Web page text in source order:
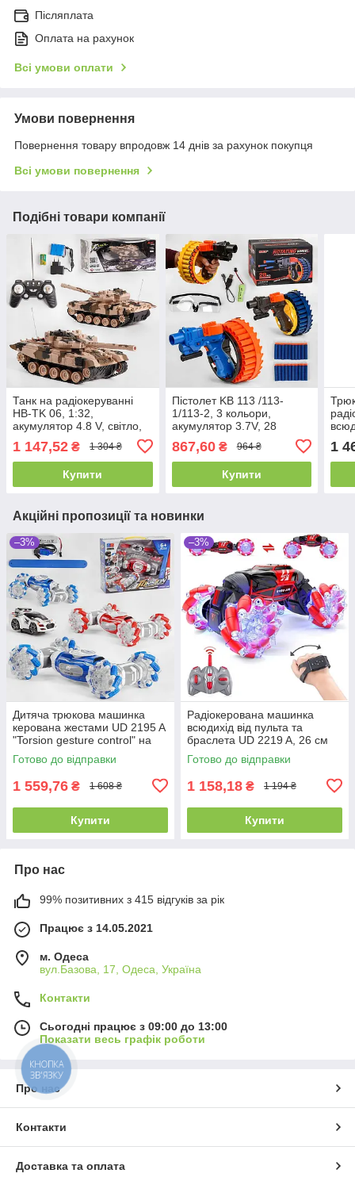
Післяплата
Оплата на рахунок
Всі умови оплати
Умови повернення
Повернення товару впродовж 14 днів за рахунок покупця
Всі умови повернення
Подібні товари компанії
Танк на радіокеруванні
HB-TK 06, 1:32,
акумулятор 4.8 V, світло,
1 147,52 ₴ 1 304 ₴
Купити
Пістолет KB 113 /113-
1/113-2, 3 кольори,
акумулятор 3.7V, 28
присоску, знімний лазер,
867,60₴ 964 ₴
Купити
1
Акційні пропозиції та новинки
–3%
Дитяча трюкова машинка
керована жестами UD 2195 A
"Torsion gesture control" на
роликових колесах, 2
кольори
Готово до відправки
1 559,76 ₴ 1 608 ₴
Купити
–3%
Радіокерована машинка
всюдихід від пульта та
браслета UD 2219 A, 26 см
(1:18), роликові колеса,
акум.3,7V
Готово до відправки
1 158,18 ₴ 1 194 ₴
Купити
Про нас
99% позитивних з 415 відгуків за рік
Працює з 14.05.2021
м. Одеса
вул.Базова, 17, Одеса, Україна
Контакти
Сьогодні працює з 09:00 до 13:00
Показати весь графік роботи
Про нас
Контакти
Доставка та оплата
КНОПКА
ЗВ'ЯЗКУ